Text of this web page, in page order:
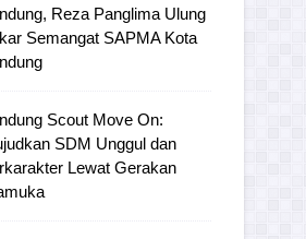
Reza Panglima Ulung
Semangat SAPMA Kota
Scout Move On:
SDM Unggul dan
Lewat Gerakan